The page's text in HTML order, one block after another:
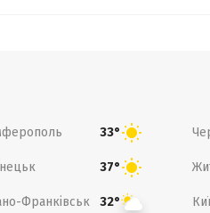
33°
37°
Франківськ 32°